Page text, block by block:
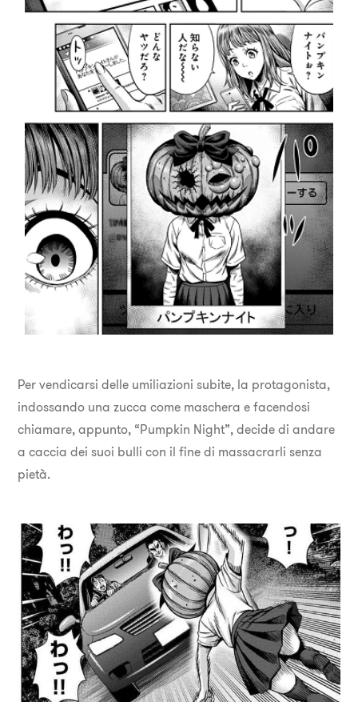
Per vendicarsi delle umiliazioni subite, la protagonista,
indossando una zucca come maschera e facendosi
chiamare, appunto, “Pumpkin Night”, decide di andare
a caccia dei suoi bulli con il fine di massacrarli senza
pietà.